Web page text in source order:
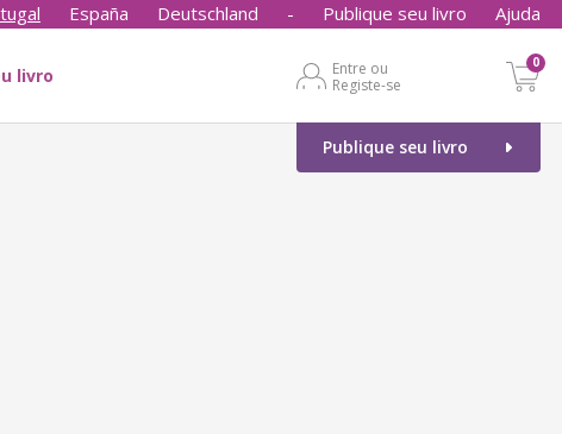
España Deutschland - Publique seu livro Ajuda
livro
Entre ou
Registe-se
0
Publique seu livro